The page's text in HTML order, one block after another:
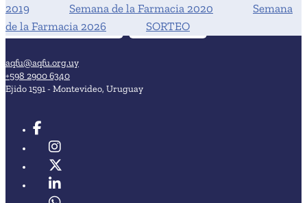
2019
Semana de la Farmacia 2020
Semana
de la Farmacia 2026
SORTEO
aqfu@aqfu.org.uy
+598 2900 6340
Ejido 1591 - Montevideo, Uruguay